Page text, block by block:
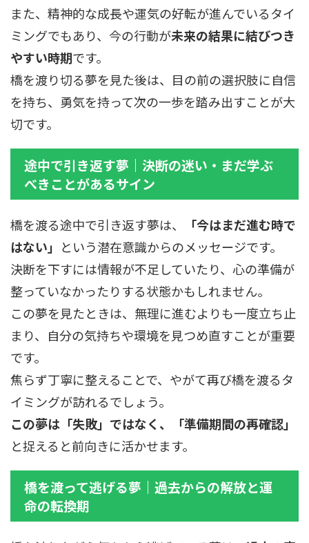
また、精神的な成長や運気の好転が進んでいるタイ
ミングでもあり、今の行動が未来の結果に結びつき
やすい時期です。
橋を渡り切る夢を見た後は、目の前の選択肢に自信
を持ち、勇気を持って次の一歩を踏み出すことが大
切です。
途中で引き返す夢｜決断の迷い・まだ学ぶ
べきことがあるサイン
橋を渡る途中で引き返す夢は、
「今はまだ進む時で
はない」 という潜在意識からのメッセージです。
決断を下すには情報が不足していたり、心の準備が
整っていなかったりする状態かもしれません。
この夢を見たときは、無理に進むよりも一度立ち止
まり、自分の気持ちや環境を見つめ直すことが重要
です。
焦らず丁寧に整えることで、やがて再び橋を渡るタ
イミングが訪れるでしょう。
この夢は「失敗」ではなく、「準備期間の再確認」
と捉えると前向きに活かせます。
橋を渡って逃げる夢｜過去からの解放と運
命の転換期